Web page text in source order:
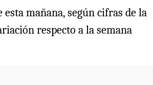
mañana, según cifras de la
respecto a la semana